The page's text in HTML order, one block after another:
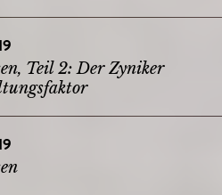
Teil 2: Der Zyniker